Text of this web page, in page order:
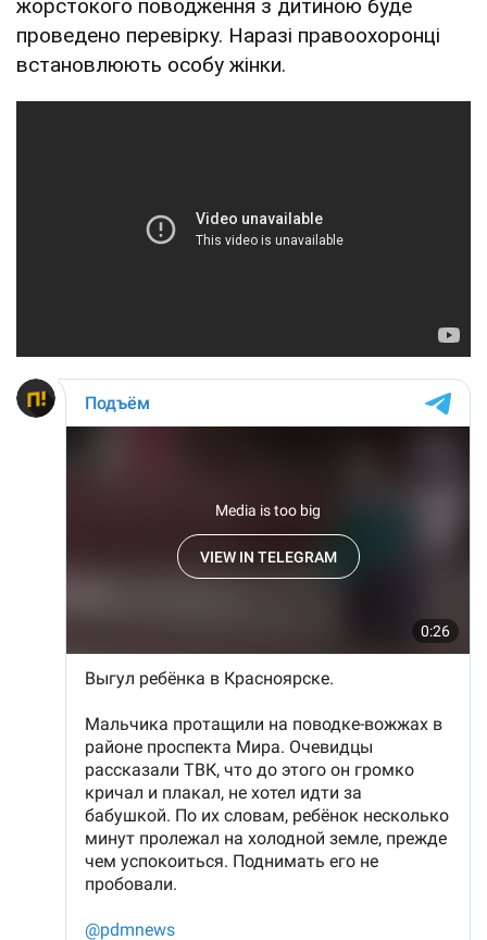
жорстокого поводження з дитиною буде
проведено перевірку. Наразі правоохоронці
встановлюють особу жінки.